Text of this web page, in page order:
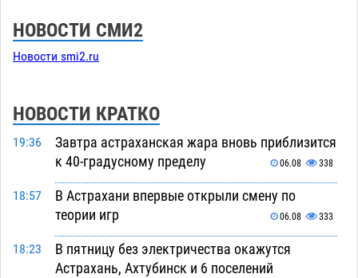
НОВОСТИ СМИ2
Новости smi2.ru
НОВОСТИ КРАТКО
19:36
Завтра астраханская жара вновь приблизится
к 40-градусному пределу
06.08 338
18:57
В Астрахани впервые открыли смену по
теории игр
06.08 333
18:23
В пятницу без электричества окажутся
Астрахань, Ахтубинск и 6 поселений